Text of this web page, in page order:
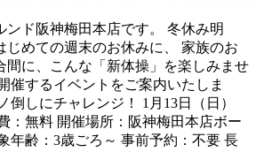
ンド阪神梅田本店です。 冬休み明
じめての週末のお休みに、 家族のお
間に、こんな「新体操」を楽しみませ
催するイベントをご案内いたしま
倒しにチャレンジ！ 1月13日（日）
：無料 開催場所：阪神梅田本店ボー
年齢：3歳ごろ～ 事前予約：不要 長